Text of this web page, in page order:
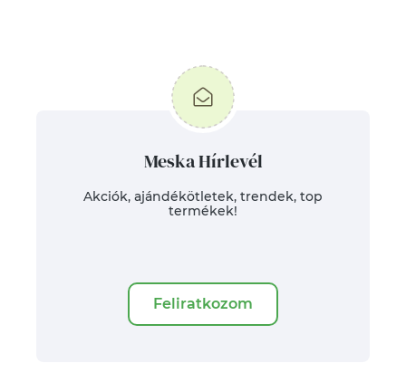
Meska Hírlevél
Akciók, ajándékötletek, trendek, top
termékek!
Feliratkozom